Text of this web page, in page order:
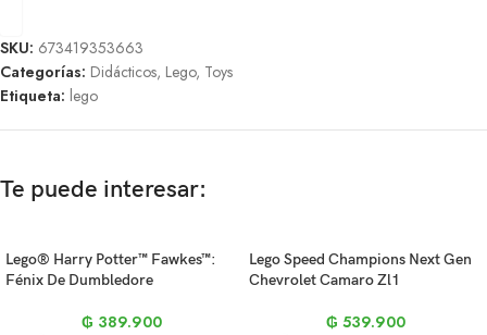
SKU: 673419353663
Categorías: Didácticos, Lego, Toys
Etiqueta: lego
Te puede interesar:
Lego® Harry Potter™ Fawkes™:
Fénix De Dumbledore
₲ 389.900
Lego Speed Champions Next Gen
Chevrolet Camaro Zl1
₲ 539.900